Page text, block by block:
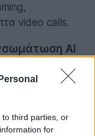
third parties, or
for
video calls.
AI
όπως αυτό
στη
δοκιμές της
σημαντικές